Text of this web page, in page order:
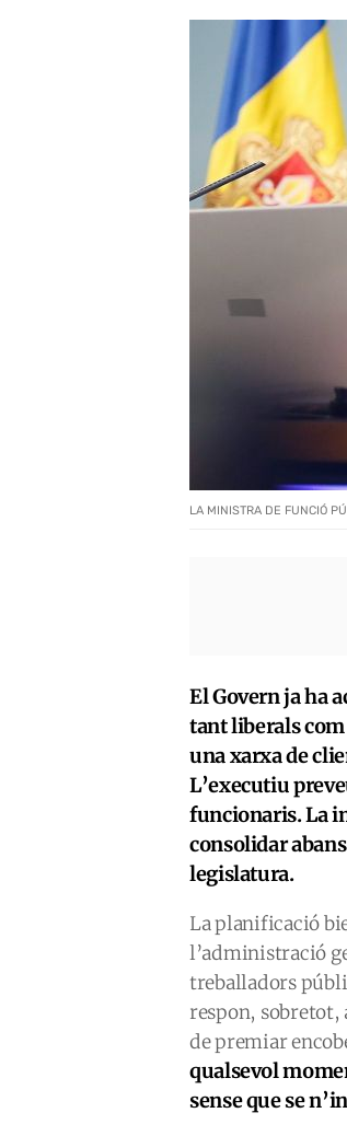
LA MINISTRA DE FUNCIÓ
El Govern ja ha
tant liberals com
una xarxa de
L’executiu
funcionaris. La
consolidar
legislatura.
La planificació
l’administració
treballadors
respon, sobretot,
de premiar
qualsevol
sense que se